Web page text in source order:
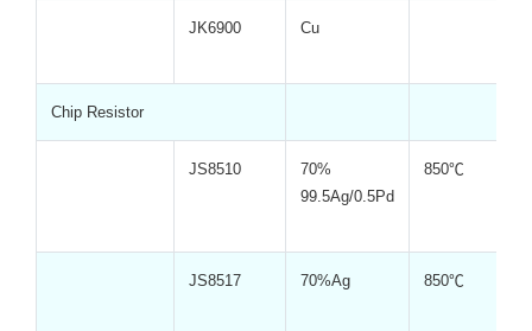
JK6900 Cu
Chip Resistor
JS8510
70%
99.5Ag/0.5Pd
850℃
JS8517 70%Ag 850℃